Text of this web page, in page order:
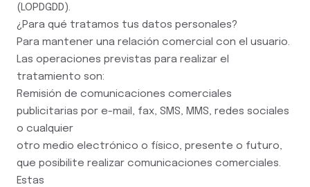
(LOPDGDD).
¿Para qué tratamos tus datos personales?
Para mantener una relación comercial con el usuario.
Las operaciones previstas para realizar el
tratamiento son:
Remisión de comunicaciones comerciales
publicitarias por e-mail, fax, SMS, MMS, redes sociales
o cualquier
otro medio electrónico o físico, presente o futuro,
que posibilite realizar comunicaciones comerciales.
Estas